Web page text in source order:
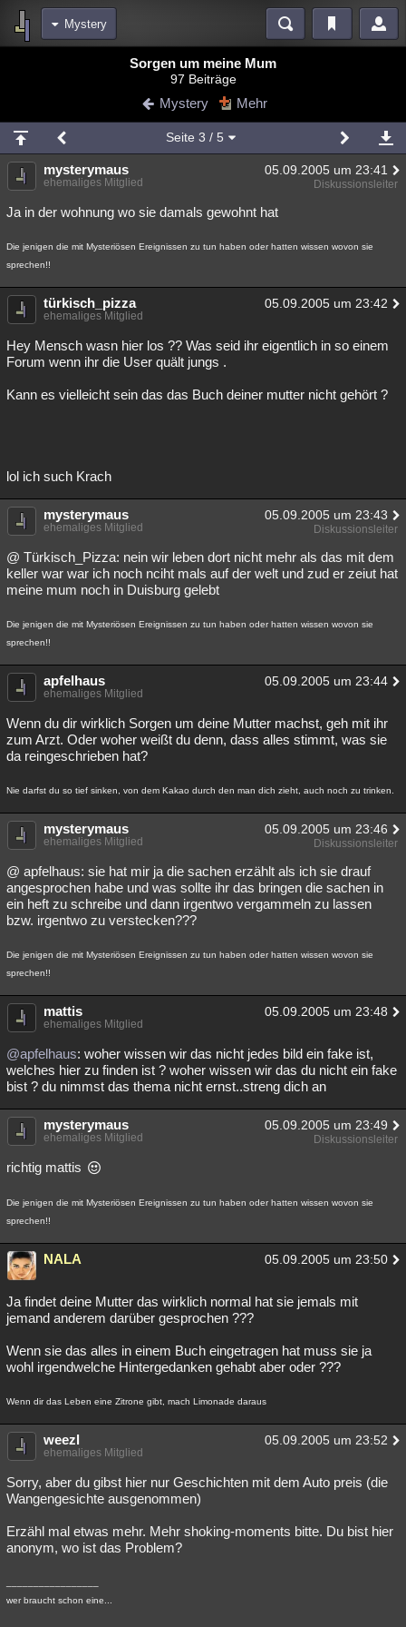
Mystery
Blogs
Chat Wiki Neuigkeiten
meine Rubriken
Menschen Wissenschaft Mystery Kriminalfälle
Spiritualität Verschwörungen Technologie
Natur Umfragen Unterhaltung
weitere Rubriken
Philosophie Träume Literatur
Musik Clash Verbesserungen
Übersichten
Sorgen um meine Mum
97 Beiträge
Mystery Mehr
Seite 3 / 5
mysterymaus 05.09.2005 um 23:41
ehemaliges Mitglied Diskussionsleiter
Ja in der wohnung wo sie damals gewohnt hat
Die jenigen die mit Mysteriösen Ereignissen zu tun haben oder hatten wissen wovon sie
sprechen!!
türkisch_pizza 05.09.2005 um 23:42
ehemaliges Mitglied
Hey Mensch wasn hier los ?? Was seid ihr eigentlich in so einem
Forum wenn ihr die User quält jungs .
Kann es vielleicht sein das das Buch deiner mutter nicht gehört ?
lol ich such Krach
mysterymaus 05.09.2005 um 23:43
ehemaliges Mitglied Diskussionsleiter
@ Türkisch_Pizza: nein wir leben dort nicht mehr als das mit dem
keller war war ich noch nciht mals auf der welt und zud er zeiut hat
meine mum noch in Duisburg gelebt
Die jenigen die mit Mysteriösen Ereignissen zu tun haben oder hatten wissen wovon sie
sprechen!!
apfelhaus 05.09.2005 um 23:44
ehemaliges Mitglied
Wenn du dir wirklich Sorgen um deine Mutter machst, geh mit ihr
zum Arzt. Oder woher weißt du denn, dass alles stimmt, was sie
da reingeschrieben hat?
Nie darfst du so tief sinken, von dem Kakao durch den man dich zieht, auch noch zu trinken.
mysterymaus 05.09.2005 um 23:46
ehemaliges Mitglied Diskussionsleiter
@ apfelhaus: sie hat mir ja die sachen erzählt als ich sie drauf
angesprochen habe und was sollte ihr das bringen die sachen in
ein heft zu schreibe und dann irgentwo vergammeln zu lassen
bzw. irgentwo zu verstecken???
Die jenigen die mit Mysteriösen Ereignissen zu tun haben oder hatten wissen wovon sie
sprechen!!
mattis 05.09.2005 um 23:48
ehemaliges Mitglied
@apfelhaus: woher wissen wir das nicht jedes bild ein fake ist,
welches hier zu finden ist ? woher wissen wir das du nicht ein fake
bist ? du nimmst das thema nicht ernst..streng dich an
mysterymaus 05.09.2005 um 23:49
ehemaliges Mitglied Diskussionsleiter
richtig mattis
Die jenigen die mit Mysteriösen Ereignissen zu tun haben oder hatten wissen wovon sie
sprechen!!
NALA 05.09.2005 um 23:50
Ja findet deine Mutter das wirklich normal hat sie jemals mit
jemand anderem darüber gesprochen ???
Wenn sie das alles in einem Buch eingetragen hat muss sie ja
wohl irgendwelche Hintergedanken gehabt aber oder ???
Wenn dir das Leben eine Zitrone gibt, mach Limonade daraus
weezl 05.09.2005 um 23:52
ehemaliges Mitglied
Sorry, aber du gibst hier nur Geschichten mit dem Auto preis (die
Wangengesichte ausgenommen)
Erzähl mal etwas mehr. Mehr shoking-moments bitte. Du bist hier
anonym, wo ist das Problem?
wer braucht schon eine...